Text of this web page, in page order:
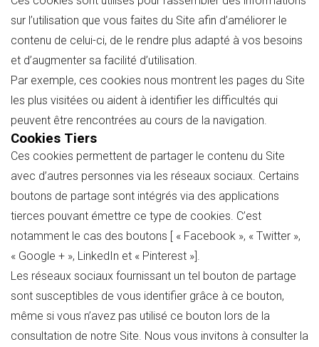
sur l’utilisation que vous faites du Site afin d’améliorer le
contenu de celui-ci, de le rendre plus adapté à vos besoins
et d’augmenter sa facilité d’utilisation.
Par exemple, ces cookies nous montrent les pages du Site
les plus visitées ou aident à identifier les difficultés qui
peuvent être rencontrées au cours de la navigation.
Cookies Tiers
Ces cookies permettent de partager le contenu du Site
avec d’autres personnes via les réseaux sociaux. Certains
boutons de partage sont intégrés via des applications
tierces pouvant émettre ce type de cookies. C’est
notamment le cas des boutons [ « Facebook », « Twitter »,
« Google + », LinkedIn et « Pinterest »].
Les réseaux sociaux fournissant un tel bouton de partage
sont susceptibles de vous identifier grâce à ce bouton,
même si vous n’avez pas utilisé ce bouton lors de la
consultation de notre Site. Nous vous invitons à consulter la